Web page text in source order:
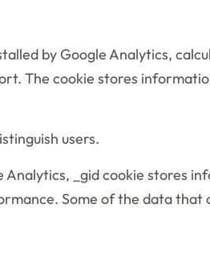
by Google Analytics,
The cookie stores
users.
Analytics, _gid cookie stores
Some of the data that